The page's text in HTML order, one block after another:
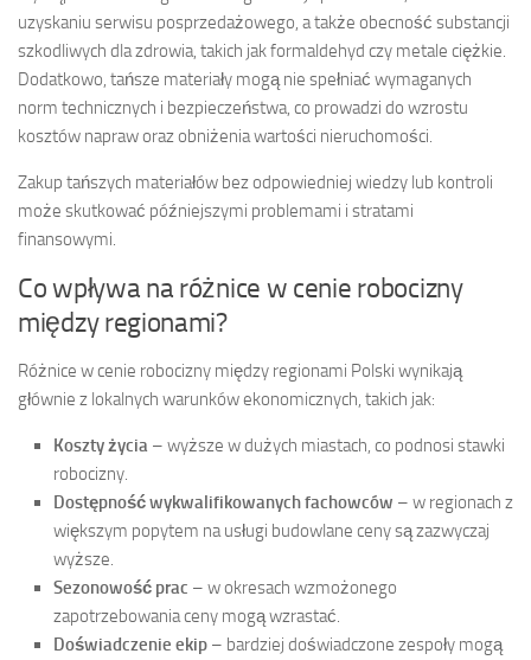
uzyskaniu serwisu posprzedażowego, a także obecność substancji
szkodliwych dla zdrowia, takich jak formaldehyd czy metale ciężkie.
Dodatkowo, tańsze materiały mogą nie spełniać wymaganych
norm technicznych i bezpieczeństwa, co prowadzi do wzrostu
kosztów napraw oraz obniżenia wartości nieruchomości.
Zakup tańszych materiałów bez odpowiedniej wiedzy lub kontroli
może skutkować późniejszymi problemami i stratami
finansowymi.
Co wpływa na różnice w cenie robocizny
między regionami?
Różnice w cenie robocizny między regionami Polski wynikają
głównie z lokalnych warunków ekonomicznych, takich jak:
Koszty życia – wyższe w dużych miastach, co podnosi stawki
robocizny.
Dostępność wykwalifikowanych fachowców – w regionach z
większym popytem na usługi budowlane ceny są zazwyczaj
wyższe.
Sezonowość prac – w okresach wzmożonego
zapotrzebowania ceny mogą wzrastać.
Doświadczenie ekip – bardziej doświadczone zespoły mogą